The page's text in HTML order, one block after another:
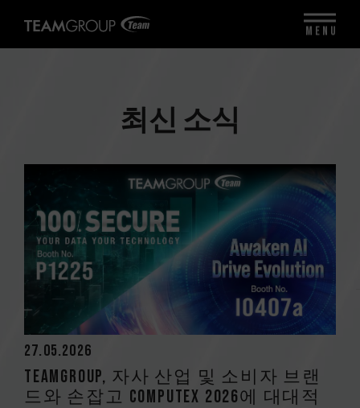
최신 소식
27.05.2026
TEAMGROUP, 자사 산업 및 소비자 브랜
드와 손잡고 COMPUTEX 2026에 대대적
MENU